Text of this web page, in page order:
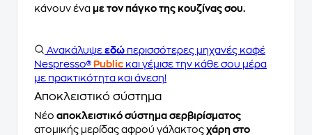
κάνουν ένα με τον πάγκο της κουζίνας σου.
Ανακάλυψε εδώ περισσότερες μηχανές καφέ
Nespresso® Public και γέμισε την κάθε σου μέρα
με πρακτικότητα και άνεση!
Αποκλειστικό σύστημα
Νέο αποκλειστικό σύστημα σερβιρίσματος
ατομικής μερίδας αφρού γάλακτος χάρη στο